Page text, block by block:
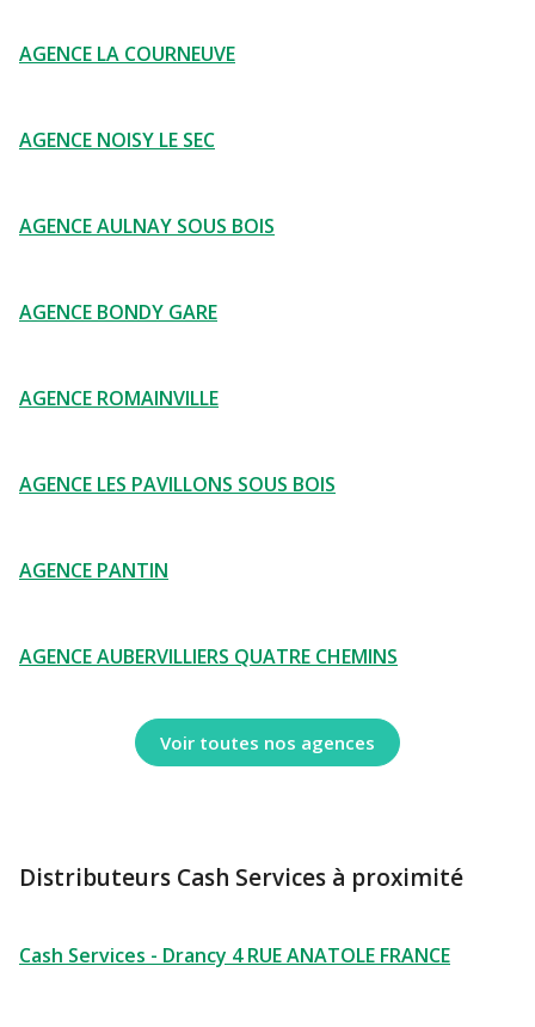
AGENCE LA COURNEUVE
AGENCE NOISY LE SEC
AGENCE AULNAY SOUS BOIS
AGENCE BONDY GARE
AGENCE ROMAINVILLE
AGENCE LES PAVILLONS SOUS BOIS
AGENCE PANTIN
AGENCE AUBERVILLIERS QUATRE CHEMINS
Voir toutes nos agences
Distributeurs Cash Services à proximité
Cash Services - Drancy 4 RUE ANATOLE FRANCE